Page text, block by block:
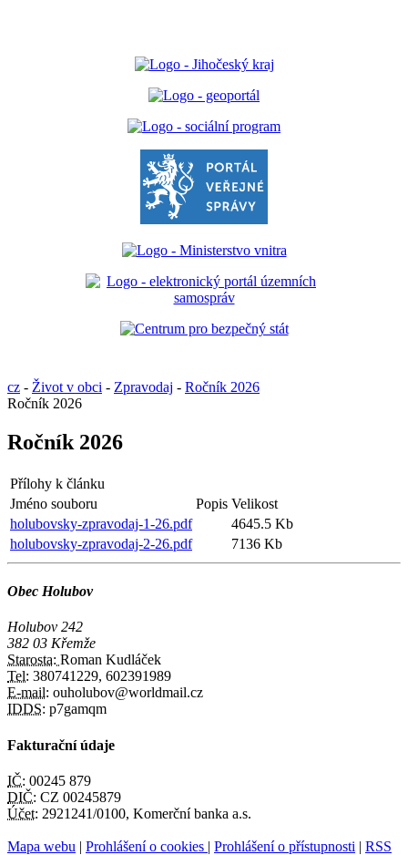
cz - Život v obci - Zpravodaj - Ročník 2026
Ročník 2026
Ročník 2026
Přílohy k článku
Jméno souboru
Popis Velikost
holubovsky-zpravodaj-1-26.pdf
4645.5 Kb
holubovsky-zpravodaj-2-26.pdf
7136 Kb
Obec Holubov
Holubov 242
382 03 Křemže
Starosta: Roman Kudláček
Tel: 380741229, 602391989
E-mail: ouholubov@worldmail.cz
IDDS: p7gamqm
Fakturační údaje
IČ: 00245 879
DIČ: CZ 00245879
Účet: 2921241/0100, Komerční banka a.s.
Mapa webu | Prohlášení o cookies | Prohlášení o přístupnosti | RSS